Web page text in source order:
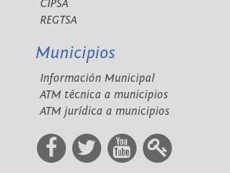
CIPSA
REGTSA
Municipios
Información Municipal
ATM técnica a municipios
ATM jurídica a municipios